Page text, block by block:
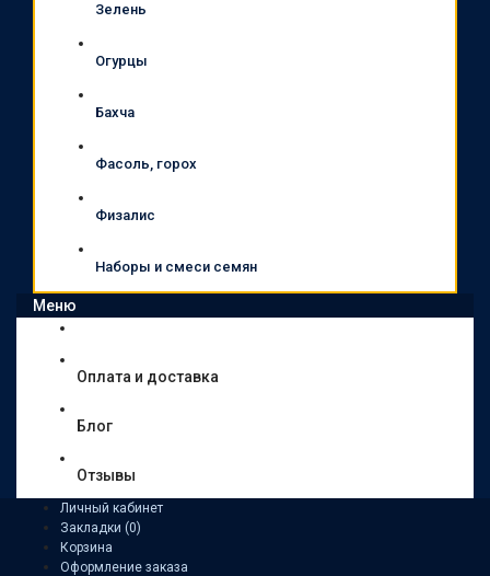
Зелень
Огурцы
Бахча
Фасоль, горох
Физалис
Наборы и смеси семян
Меню
Оплата и доставка
Блог
Отзывы
Личный кабинет
Закладки (0)
Корзина
Оформление заказа